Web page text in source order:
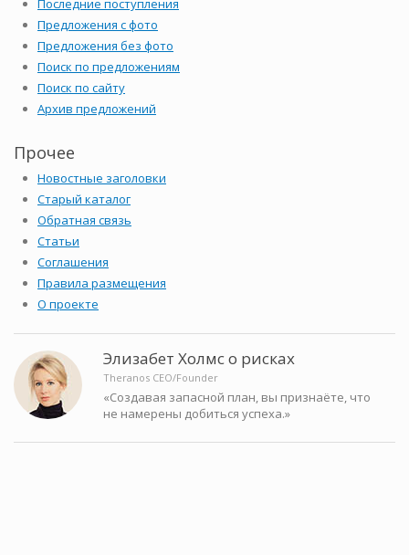
Предложения с фото
Предложения без фото
Поиск по предложениям
Поиск по сайту
Архив предложений
Прочее
Новостные заголовки
Старый каталог
Обратная связь
Статьи
Соглашения
Правила размещения
О проекте
Элизабет Холмс о рисках
Theranos CEO/Founder
«Создавая запасной план, вы признаёте, что
не намерены добиться успеха.»